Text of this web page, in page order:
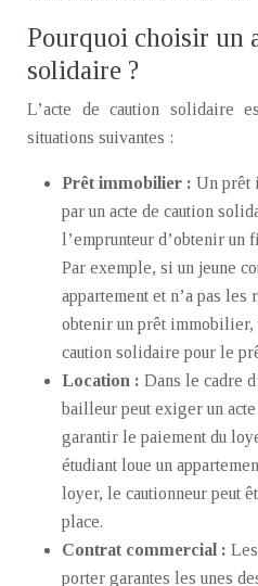
Pourquoi choisir un
solidaire ?
L’acte de caution solidaire
situations suivantes :
Prêt immobilier : Un prêt
par un acte de caution
l’emprunteur d’obtenir un
Par exemple, si un jeune
appartement et n’a pas les
obtenir un prêt immobilier,
caution solidaire pour le
Location : Dans le cadre
bailleur peut exiger un
garantir le paiement du
étudiant loue un
loyer, le cautionneur peut
place.
Contrat commercial :
porter garantes les unes